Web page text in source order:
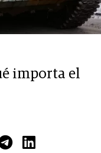
importa el